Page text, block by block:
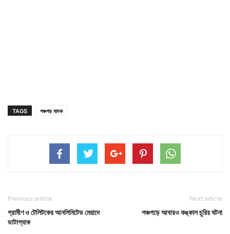
TAGS পঞ্চগড় মাদক
Previous article
গ্রামীণ ও টেলিটকের আনলিমিটেড মেয়াদে
ডাটাপ্যাক
Next article
পঞ্চগড়ে আবারও কঙ্কাল চুরির ঘটনা